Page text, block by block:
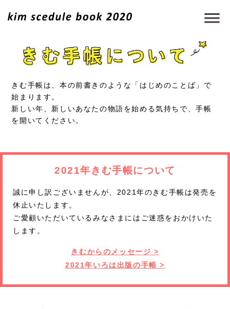
きむ手帳は、本の前書きのような「はじめのことば」で
始まります。
新しい年、新しいあなたの物語を始める気持ちで、手帳
を開いてください。
2021年きむ手帳について
誠に申し訳ございませんが、2021年のきむ手帳は発売を
休止いたします。
ご愛顧いただいているみなさまにはご迷惑をおかけいた
します。
きむからのメッセージ >
2021年いろは出版の手帳 >